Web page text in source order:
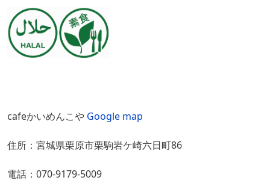
cafeかいめんこや Google map
住所：宮城県栗原市栗駒岩ケ崎六日町86
電話：070-9179-5009